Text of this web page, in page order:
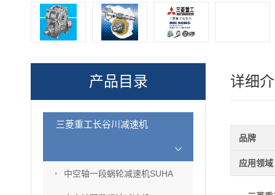
产品目录
三菱重工长谷川减速机
中空轴一段蜗轮减速机SUHA
详细
品牌
应用领域